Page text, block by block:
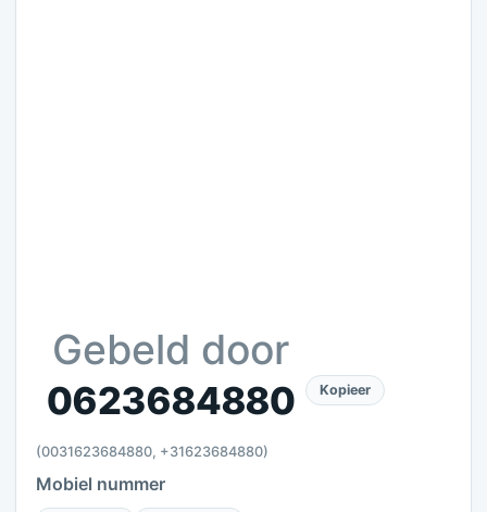
Gebeld door
0623684880
(0031623684880, +31623684880)
Kopieer
Mobiel nummer